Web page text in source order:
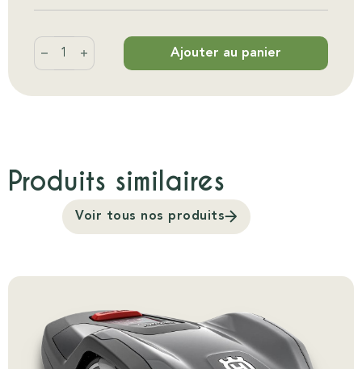
quantité de Automower 305
Ajouter au panier
Produits similaires
Voir tous nos produits